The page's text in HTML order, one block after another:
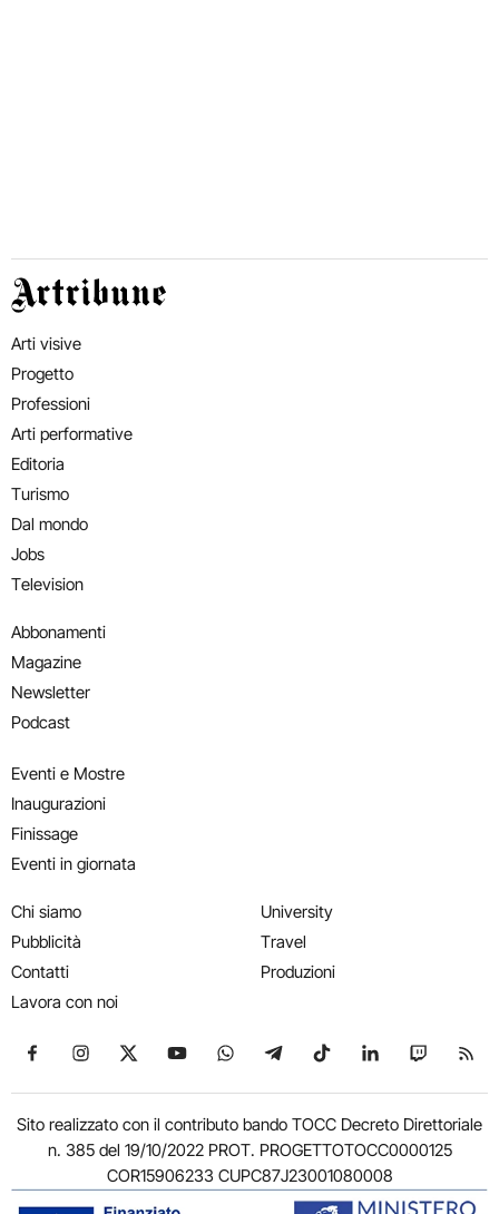
Artribune
Arti visive
Progetto
Professioni
Arti performative
Editoria
Turismo
Dal mondo
Jobs
Television
Abbonamenti
Magazine
Newsletter
Podcast
Eventi e Mostre
Inaugurazioni
Finissage
Eventi in giornata
Chi siamo
Pubblicità
Contatti
Lavora con noi
University
Travel
Produzioni
Seguici su Facebook
Seguici su Instagram
Seguici su X
Seguici su YouTube
Seguici su WhatsApp
Seguici su Telegram
Seguici su TikTok
Seguici su
Seguici
Sito realizzato con il contributo bando TOCC Decreto Direttoriale
n. 385 del 19/10/2022 PROT. PROGETTOTOCC0000125
COR15906233 CUPC87J23001080008